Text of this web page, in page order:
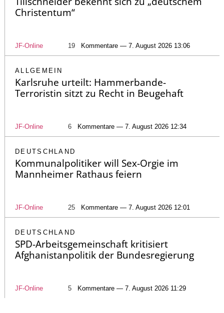
Christentum“
JF-Online 19 Kommentare — 7. August 2026 13:06
ALLGEMEIN
Karlsruhe urteilt: Hammerbande-
Terroristin sitzt zu Recht in Beugehaft
JF-Online 6 Kommentare — 7. August 2026 12:34
DEUTSCHLAND
Kommunalpolitiker will Sex-Orgie im
Mannheimer Rathaus feiern
JF-Online 25 Kommentare — 7. August 2026 12:01
DEUTSCHLAND
SPD-Arbeitsgemeinschaft kritisiert
Afghanistanpolitik der Bundesregierung
JF-Online 5 Kommentare — 7. August 2026 11:29